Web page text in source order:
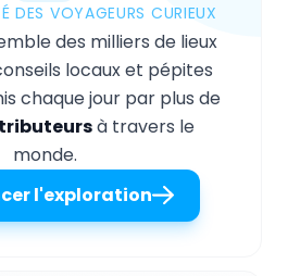
DES VOYAGEURS CURIEUX
des milliers de lieux
locaux et pépites
chaque jour par plus de
à travers le
monde.
l'exploration